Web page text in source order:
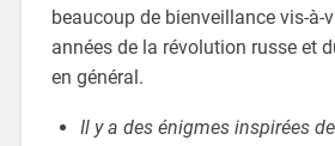
beaucoup de bienveillance vis-à-
années de la révolution russe et
en général.
Il y a des énigmes inspirées